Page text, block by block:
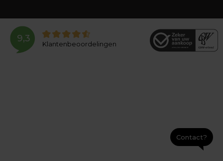
9,3
Klantenbeoordelingen
Contact?